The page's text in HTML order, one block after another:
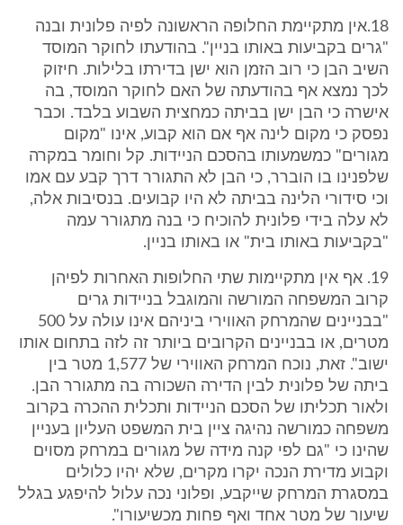
18.אין מתקיימת החלופה הראשונה לפיה פלונית ובנה
"גרים בקביעות באותו בניין". בהודעתו לחוקר המוסד
השיב הבן כי רוב הזמן הוא ישן בדירתו בלילות. חיזוק
לכך נמצא אף בהודעתה של האם לחוקר המוסד, בה
אישרה כי הבן ישן בביתה כמחצית השבוע בלבד. וכבר
נפסק כי מקום לינה אף אם הוא קבוע, אינו "מקום
מגורים" כמשמעותו בהסכם הניידות. קל וחומר במקרה
שלפנינו בו הוברר, כי הבן לא התגורר דרך קבע עם אמו
וכי סידורי הלינה בביתה לא היו קבועים. בנסיבות אלה,
לא עלה בידי פלונית להוכיח כי בנה מתגורר עמה
"בקביעות באותו בית" או באותו בניין.
19. אף אין מתקיימות שתי החלופות האחרות לפיהן
קרוב המשפחה המורשה והמוגבל בניידות גרים
"בבניינים שהמרחק האווירי ביניהם אינו עולה על 500
מטרים, או בבניינים הקרובים ביותר זה לזה בתחום אותו
ישוב". זאת, נוכח המרחק האווירי של 1,577 מטר בין
ביתה של פלונית לבין הדירה השכורה בה מתגורר הבן.
ולאור תכליתו של הסכם הניידות ותכלית ההכרה בקרוב
משפחה כמורשה נהיגה ציין בית המשפט העליון בעניין
שהינו כי "גם לפי קנה מידה של מגורים במרחק מסוים
וקבוע מדירת הנכה יקרו מקרים, שלא יהיו כלולים
במסגרת המרחק שייקבע, ופלוני נכה עלול להיפגע בגלל
שיעור של מטר אחד ואף פחות מכשיעורו".